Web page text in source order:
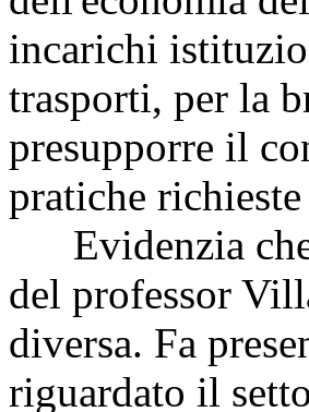
incarichi
trasporti, per la
presupporre il
pratiche
Evidenzia che
del professor
diversa. Fa
riguardato il